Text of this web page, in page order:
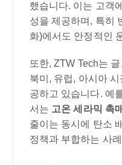
했습니다. 이는 고객
성을 제공하며, 특히
화)에서도 안정적인
또한, ZTW Tech는
북미, 유럽, 아시아
공하고 있습니다. 예
서는 고온 세라믹 촉매
줄이는 동시에 탄소
정책과 부합하는 사